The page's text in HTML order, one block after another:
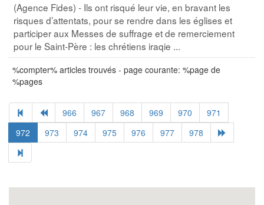
(Agence Fides) - Ils ont risqué leur vie, en bravant les
risques d’attentats, pour se rendre dans les églises et
participer aux Messes de suffrage et de remerciement
pour le Saint-Père : les chrétiens iraqie ...
%compter% articles trouvés - page courante: %page de
%pages
966 967 968 969 970
971
972
973 974 975 976 977 978